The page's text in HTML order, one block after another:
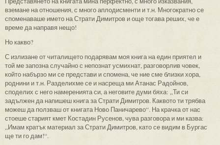
вземане на отношения, с много аплодисменти и т.н. Многократно се
споменаваше името на Страти Димитров и още тогава реших, че е
време да направя нещо!
Но какво?
С излизане от читалището подарявам моя книга на един приятел и
той ме запозна случайно с непознат усмихнат, разговорлив човек,
който набързо ми се представи и спомена, че ние сме близки хора,
роднини и т.н. Разделихме се и насреща ми Атанас Радойнов,
споделих с него намеренията си, а неговите думи бяха: „Ти си
задължен да напишеш книга за Страти Димитров. Каквото ти трябва
можеш да ползваш от книгата Ново Паничарево“. На крачка от нас
стоеше старият кмет Костадин Русенов, чува разговора и ми казва:
„Имам кратък материал за Страти Димитров, като се видим в Бургас
ще ти го дам!“.